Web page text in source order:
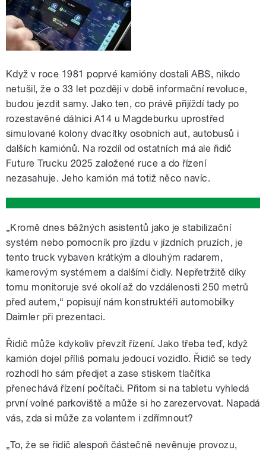
Když v roce 1981 poprvé kamióny dostali ABS, nikdo
netušil, že o 33 let později v době informační revoluce,
budou jezdit samy. Jako ten, co právě přijíždí tady po
rozestavěné dálnici A14 u Magdeburku uprostřed
simulované kolony dvacítky osobních aut, autobusů i
dalších kamiónů. Na rozdíl od ostatních má ale řidič
Future Trucku 2025 založené ruce a do řízení
nezasahuje. Jeho kamión má totiž něco navíc.
„Kromě dnes běžných asistentů jako je stabilizační
systém nebo pomocník pro jízdu v jízdních pruzích, je
tento truck vybaven krátkým a dlouhým radarem,
kamerovým systémem a dalšími čidly. Nepřetržitě díky
tomu monitoruje své okolí až do vzdálenosti 250 metrů
před autem,“ popisují nám konstruktéři automobilky
Daimler při prezentaci.
Řidič může kdykoliv převzít řízení. Jako třeba teď, když
kamión dojel příliš pomalu jedoucí vozidlo. Řidič se tedy
rozhodl ho sám předjet a zase stiskem tlačítka
přenechává řízení počítači. Přitom si na tabletu vyhledá
první volné parkoviště a může si ho zarezervovat. Napadá
vás, zda si může za volantem i zdřímnout?
„To, že se řidič alespoň částečně nevěnuje provozu,